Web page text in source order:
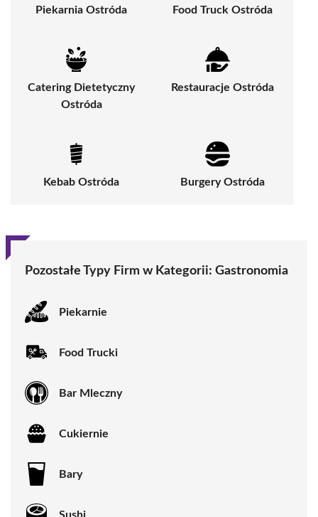
Piekarnia Ostróda Food Truck Ostróda
Catering Dietetyczny
Ostróda
Restauracje Ostróda
Kebab Ostróda Burgery Ostróda
Pozostałe Typy Firm w Kategorii: Gastronomia
Piekarnie
Food Trucki
Bar Mleczny
Cukiernie
Bary
Sushi